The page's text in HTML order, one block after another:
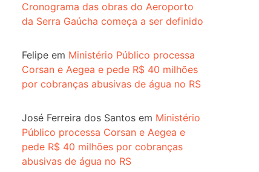
Cronograma das obras do Aeroporto
da Serra Gaúcha começa a ser definido
Felipe em Ministério Público processa
Corsan e Aegea e pede R$ 40 milhões
por cobranças abusivas de água no RS
José Ferreira dos Santos em Ministério
Público processa Corsan e Aegea e
pede R$ 40 milhões por cobranças
abusivas de água no RS